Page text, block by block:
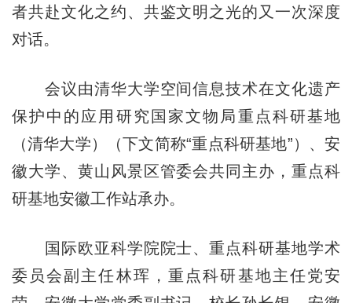
者共赴文化之约、共鉴文明之光的又一次深度
对话。
会议由清华大学空间信息技术在文化遗产
保护中的应用研究国家文物局重点科研基地
（清华大学）（下文简称“重点科研基地”）、安
徽大学、黄山风景区管委会共同主办，重点科
研基地安徽工作站承办。
国际欧亚科学院院士、重点科研基地学术
委员会副主任林珲，重点科研基地主任党安